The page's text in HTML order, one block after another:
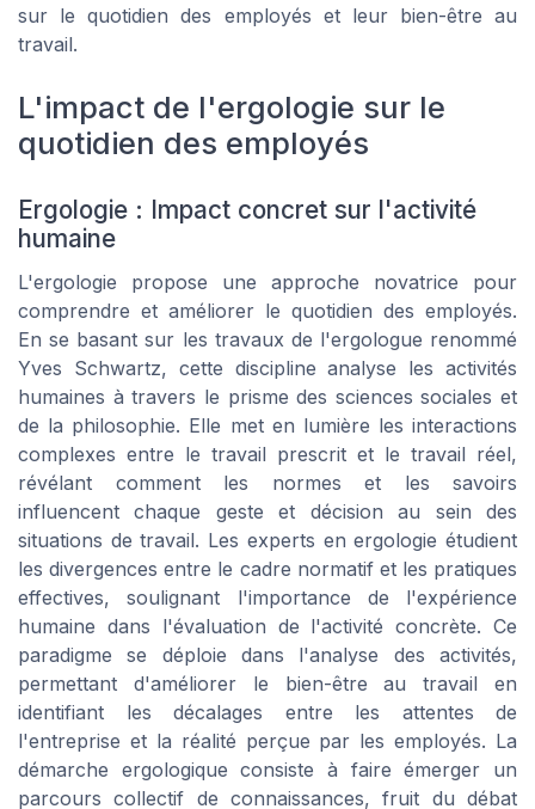
sur le quotidien des employés et leur bien-être au
travail.
L'impact de l'ergologie sur le
quotidien des employés
Ergologie : Impact concret sur l'activité
humaine
L'ergologie propose une approche novatrice pour
comprendre et améliorer le quotidien des employés.
En se basant sur les travaux de l'ergologue renommé
Yves Schwartz, cette discipline analyse les activités
humaines à travers le prisme des sciences sociales et
de la philosophie. Elle met en lumière les interactions
complexes entre le travail prescrit et le travail réel,
révélant comment les normes et les savoirs
influencent chaque geste et décision au sein des
situations de travail. Les experts en ergologie étudient
les divergences entre le cadre normatif et les pratiques
effectives, soulignant l'importance de l'expérience
humaine dans l'évaluation de l'activité concrète. Ce
paradigme se déploie dans l'analyse des activités,
permettant d'améliorer le bien-être au travail en
identifiant les décalages entre les attentes de
l'entreprise et la réalité perçue par les employés. La
démarche ergologique consiste à faire émerger un
parcours collectif de connaissances, fruit du débat